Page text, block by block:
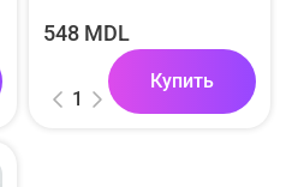
548 MDL
1
Купить